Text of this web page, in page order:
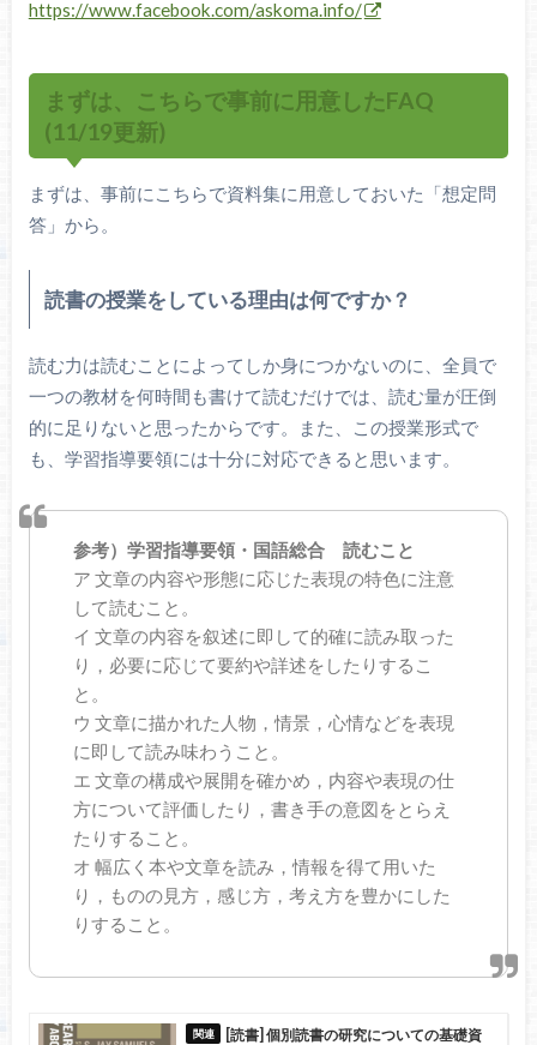
https://www.facebook.com/askoma.info/
まずは、こちらで事前に用意したFAQ
(11/19更新)
まずは、事前にこちらで資料集に用意しておいた「想定問
答」から。
読書の授業をしている理由は何ですか？
読む力は読むことによってしか身につかないのに、全員で
一つの教材を何時間も書けて読むだけでは、読む量が圧倒
的に足りないと思ったからです。また、この授業形式で
も、学習指導要領には十分に対応できると思います。
参考）学習指導要領・国語総合 読むこと
ア 文章の内容や形態に応じた表現の特色に注意
して読むこと。
イ 文章の内容を叙述に即して的確に読み取った
り，必要に応じて要約や詳述をしたりするこ
と。
ウ 文章に描かれた人物，情景，心情などを表現
に即して読み味わうこと。
エ 文章の構成や展開を確かめ，内容や表現の仕
方について評価したり，書き手の意図をとらえ
たりすること。
オ 幅広く本や文章を読み，情報を得て用いた
り，ものの見方，感じ方，考え方を豊かにした
りすること。
[読書] 個別読書の研究についての基礎資